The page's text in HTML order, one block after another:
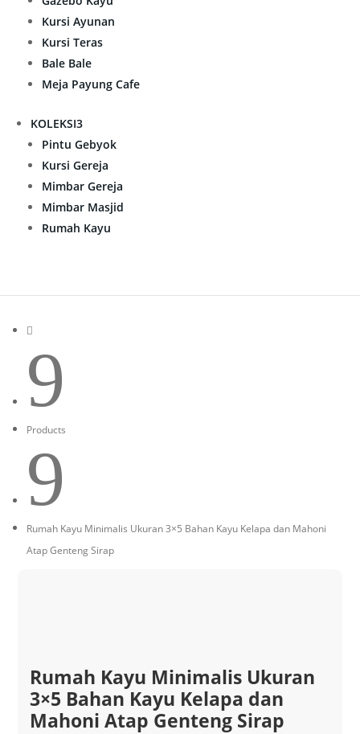
Kursi Ayunan
Kursi Teras
Bale Bale
Meja Payung Cafe
KOLEKSI3
Pintu Gebyok
Kursi Gereja
Mimbar Gereja
Mimbar Masjid
Rumah Kayu

9
Products
9
Rumah Kayu Minimalis Ukuran 3×5 Bahan Kayu Kelapa dan Mahoni
Atap Genteng Sirap
Rumah Kayu Minimalis Ukuran
3×5 Bahan Kayu Kelapa dan
Mahoni Atap Genteng Sirap